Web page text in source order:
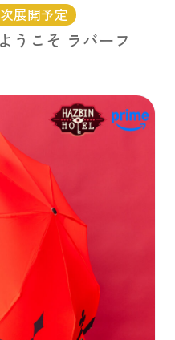
展開予定
うこそ ラバーフ